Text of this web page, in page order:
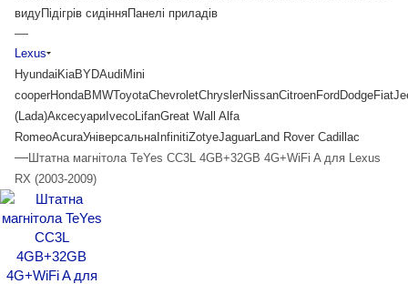
видуПідігрів сидінняПанелі приладів
—
Lexus
Hyundai KiaBYDAudi Mini
cooperHondaBMWToyotaChevroletChryslerNissanCitroenFord DodgeFiat
(Lada)Аксесуари IvecoLifanGreat Wall Alfa
RomeoAcuraУніверсальнаInfinitiZotyeJaguarLand Rover Cadillac
—Штатна магнітола TeYes CC3L 4GB+32GB 4G+WiFi A для Lexus
RX (2003-2009)